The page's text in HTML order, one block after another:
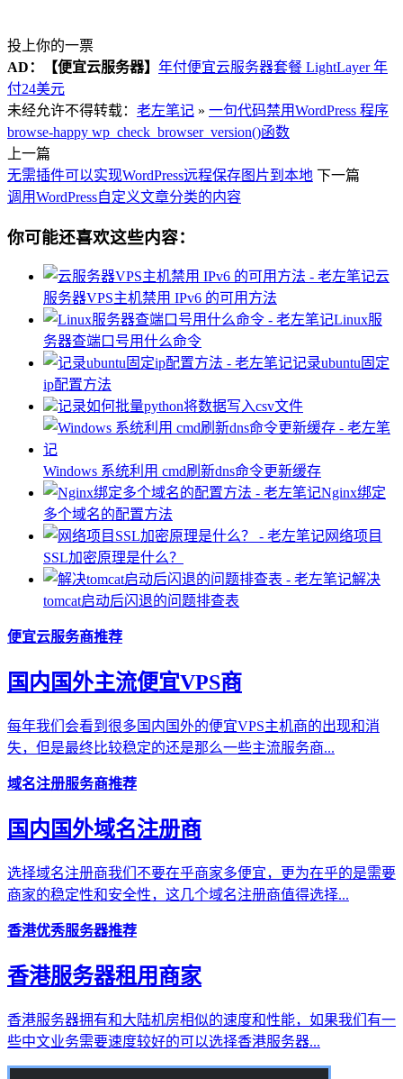
投上你的一票
AD：
【便宜云服务器】 年付便宜云服务器套餐 LightLayer 年
付24美元
未经允许不得转载： 老左笔记 » 一句代码禁用WordPress 程序
browse-happy wp_check_browser_version()函数
上一篇
无需插件可以实现WordPress远程保存图片到本地 下一篇
调用WordPress自定义文章分类的内容
你可能还喜欢这些内容：
云
服务器VPS主机禁用 IPv6 的可用方法
Linux服
务器查端口号用什么命令
记录ubuntu固定
ip配置方法
记录如何批量python将数据写入csv文件
Windows 系统利用 cmd刷新dns命令更新缓存
Nginx绑定
多个域名的配置方法
网络项目
SSL加密原理是什么？
解决
tomcat启动后闪退的问题排查表
便宜云服务商推荐
国内国外主流便宜VPS商
每年我们会看到很多国内国外的便宜VPS主机商的出现和消
失，但是最终比较稳定的还是那么一些主流服务商...
域名注册服务商推荐
国内国外域名注册商
选择域名注册商我们不要在乎商家多便宜，更为在乎的是需要
商家的稳定性和安全性，这几个域名注册商值得选择...
香港优秀服务器推荐
香港服务器租用商家
香港服务器拥有和大陆机房相似的速度和性能，如果我们有一
些中文业务需要速度较好的可以选择香港服务器...